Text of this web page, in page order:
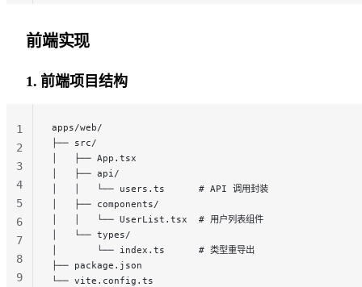
148
150
前端实现
1. 前端项目结构
apps/web/
├── src/
│   ├── App.tsx
│   ├── api/
│   │   └── users.ts      # API 调用封装
│   ├── components/
│   │   └── UserList.tsx  # 用户列表组件
│   └── types/
│       └── index.ts      # 类型重导出
├── package.json
└── vite.config.ts
1
2
3
4
5
6
7
8
9